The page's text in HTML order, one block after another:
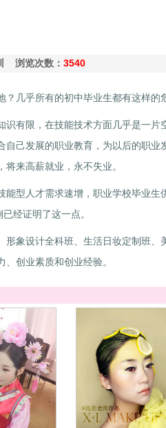
浏览次数： 3540
几乎所有的初中毕业生都有这样的
有限，在技能技术方面几乎是一片
己发展的职业教育，为以后的职业
来高薪就业，永不失业。
型人才需求速增，职业学校毕业生
经证明了这一点。
象设计全科班、生活日妆定制班、
创业素质和创业经验。